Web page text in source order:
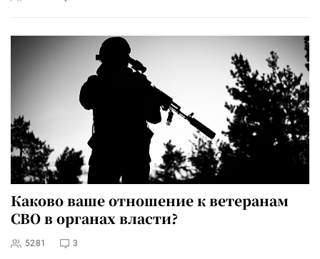
Каково ваше отношение к ветеранам
СВО в органах власти?
5281 3